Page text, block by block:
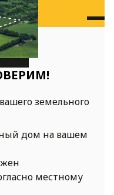
земельного
дом на вашем
местному